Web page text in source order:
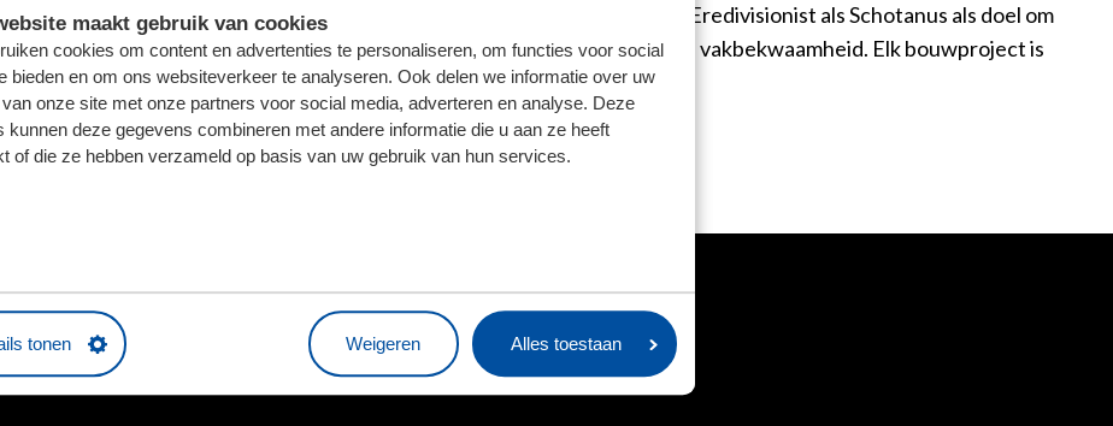
maakt gebruik van cookies
cookies om content en advertenties te personaliseren, om functies voor social
bieden en om ons websiteverkeer te analyseren. Ook delen we informatie over uw
onze site met onze partners voor social media, adverteren en analyse. Deze
kunnen deze gegevens combineren met andere informatie die u aan ze heeft
of die ze hebben verzameld op basis van uw gebruik van hun services.
tonen Weigeren Alles toestaan
voetbalclub, een pompeblêd in het logo. Daarnaast hebben zowel de Eredivisionist als Schotanus als doel om
met een vaste kern van medewerkers staan wij garant voor kwaliteit en vakbekwaamheid. Elk bouwproject is
besluit Schotanus.
HOOFDSPONSOR